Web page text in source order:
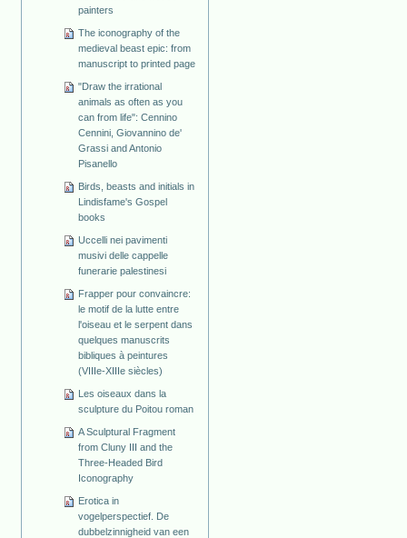
painters
The iconography of the
medieval beast epic: from
manuscript to printed page
"Draw the irrational
animals as often as you
can from life": Cennino
Cennini, Giovannino de'
Grassi and Antonio
Pisanello
Birds, beasts and initials in
Lindisfame's Gospel
books
Uccelli nei pavimenti
musivi delle cappelle
funerarie palestinesi
Frapper pour convaincre:
le motif de la lutte entre
l'oiseau et le serpent dans
quelques manuscrits
bibliques à peintures
(VIIIe-XIIIe siècles)
Les oiseaux dans la
sculpture du Poitou roman
A Sculptural Fragment
from Cluny III and the
Three-Headed Bird
Iconography
Erotica in
vogelperspectief. De
dubbelzinnigheid van een